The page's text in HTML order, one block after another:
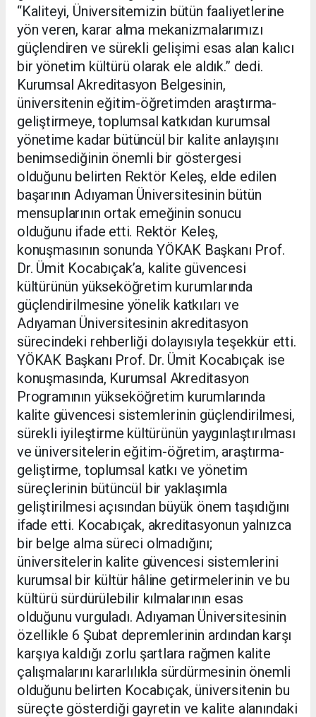
“Kaliteyi, Üniversitemizin bütün faaliyetlerine
yön veren, karar alma mekanizmalarımızı
güçlendiren ve sürekli gelişimi esas alan kalıcı
bir yönetim kültürü olarak ele aldık.” dedi.
Kurumsal Akreditasyon Belgesinin,
üniversitenin eğitim-öğretimden araştırma-
geliştirmeye, toplumsal katkıdan kurumsal
yönetime kadar bütüncül bir kalite anlayışını
benimsediğinin önemli bir göstergesi
olduğunu belirten Rektör Keleş, elde edilen
başarının Adıyaman Üniversitesinin bütün
mensuplarının ortak emeğinin sonucu
olduğunu ifade etti. Rektör Keleş,
konuşmasının sonunda YÖKAK Başkanı Prof.
Dr. Ümit Kocabıçak’a, kalite güvencesi
kültürünün yükseköğretim kurumlarında
güçlendirilmesine yönelik katkıları ve
Adıyaman Üniversitesinin akreditasyon
sürecindeki rehberliği dolayısıyla teşekkür etti.
YÖKAK Başkanı Prof. Dr. Ümit Kocabıçak ise
konuşmasında, Kurumsal Akreditasyon
Programının yükseköğretim kurumlarında
kalite güvencesi sistemlerinin güçlendirilmesi,
sürekli iyileştirme kültürünün yaygınlaştırılması
ve üniversitelerin eğitim-öğretim, araştırma-
geliştirme, toplumsal katkı ve yönetim
süreçlerinin bütüncül bir yaklaşımla
geliştirilmesi açısından büyük önem taşıdığını
ifade etti. Kocabıçak, akreditasyonun yalnızca
bir belge alma süreci olmadığını;
üniversitelerin kalite güvencesi sistemlerini
kurumsal bir kültür hâline getirmelerinin ve bu
kültürü sürdürülebilir kılmalarının esas
olduğunu vurguladı. Adıyaman Üniversitesinin
özellikle 6 Şubat depremlerinin ardından karşı
karşıya kaldığı zorlu şartlara rağmen kalite
çalışmalarını kararlılıkla sürdürmesinin önemli
olduğunu belirten Kocabıçak, üniversitenin bu
süreçte gösterdiği gayretin ve kalite alanındaki